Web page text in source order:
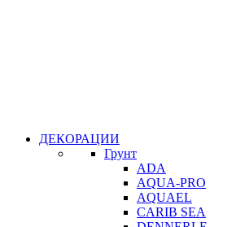
ДЕКОРАЦИИ
Грунт
ADA
AQUA-PRO
AQUAEL
CARIB SEA